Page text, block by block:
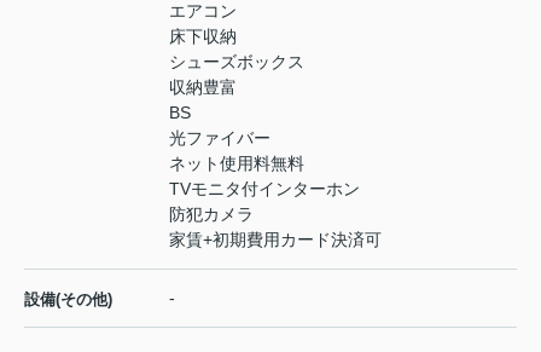
エアコン
床下収納
シューズボックス
収納豊富
BS
光ファイバー
ネット使用料無料
TVモニタ付インターホン
防犯カメラ
家賃+初期費用カード決済可
設備(その他) -